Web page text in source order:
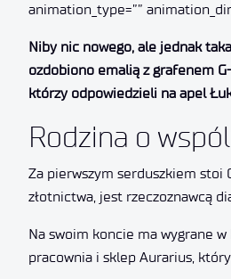
animation_type=””
Niby nic nowego, ale jednak
ozdobiono emalią z grafenem
którzy odpowiedzieli na apel
Rodzina o
Za pierwszym serduszkiem stoi
złotnictwa, jest rzeczoznawcą
Na swoim koncie ma wygrane
pracownia i sklep Aurarius,